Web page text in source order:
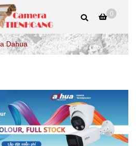
0
Dahua